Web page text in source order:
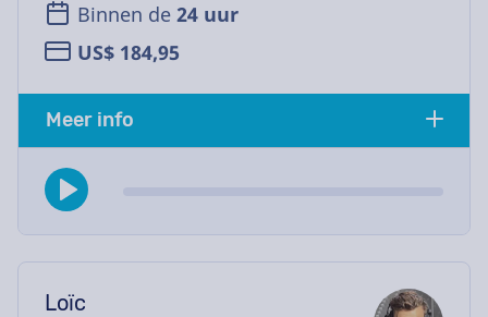
Binnen de 24 uur
US$ 184,95
Meer info
Loïc